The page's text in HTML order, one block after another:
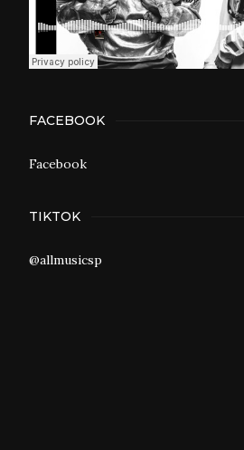
FACEBOOK
Facebook
TIKTOK
@allmusicsp